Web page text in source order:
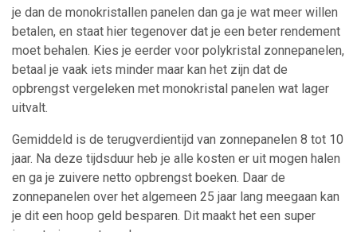
je dan de monokristallen panelen dan ga je wat meer willen
betalen, en staat hier tegenover dat je een beter rendement
moet behalen. Kies je eerder voor polykristal zonnepanelen,
betaal je vaak iets minder maar kan het zijn dat de
opbrengst vergeleken met monokristal panelen wat lager
uitvalt.
Gemiddeld is de terugverdientijd van zonnepanelen 8 tot 10
jaar. Na deze tijdsduur heb je alle kosten er uit mogen halen
en ga je zuivere netto opbrengst boeken. Daar de
zonnepanelen over het algemeen 25 jaar lang meegaan kan
je dit een hoop geld besparen. Dit maakt het een super